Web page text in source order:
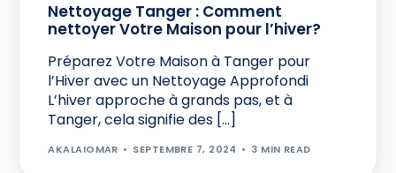
Nettoyage Tanger : Comment
nettoyer Votre Maison pour l’hiver?
Préparez Votre Maison à Tanger pour
l’Hiver avec un Nettoyage Approfondi
L’hiver approche à grands pas, et à
Tanger, cela signifie des […]
AKALAIOMAR SEPTEMBRE 7, 2024 3 MIN READ